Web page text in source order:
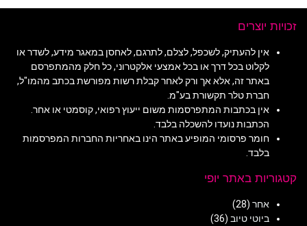
זכויות יוצרים
אין להעתיק, לשכפל, לצלם, לתרגם, לאחסן במאגר מידע, לשדר או
לקלוט בכל דרך או בכל אמצעי אלקטרוני, כל חלק מהמתפרסם
באתר זה, אלא אך ורק לאחר קבלת רשות מפורשת בכתב מהמו"ל,
חברת טלר תקשורת בע"מ.
אין בכתבות המתפרסמות משום ייעוץ רפואי, קוסמטי או אחר.
הכתבות נועדו להשכלה בלבד.
חומר פרסומי המופיע באתר הינו באחריות החברות המפרסמות
בלבד.
קטגוריות באתר יופי
אחר (28)
ביוטי טיוב (36)